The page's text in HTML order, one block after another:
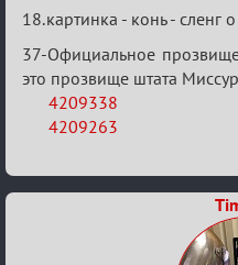
Re:
Найди
меня!
18.картинка - конь - сленг
37-Официальное
это прозвище штата
4209338
4209263